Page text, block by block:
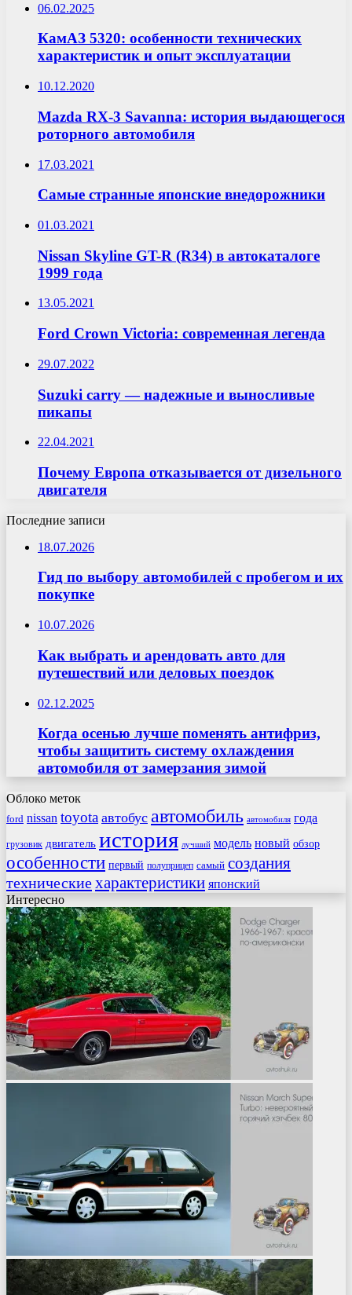
06.02.2025
КамАЗ 5320: особенности технических
характеристик и опыт эксплуатации
10.12.2020
Mazda RX-3 Savanna: история выдающегося
роторного автомобиля
17.03.2021
Самые странные японские внедорожники
01.03.2021
Nissan Skyline GT-R (R34) в автокаталоге
1999 года
13.05.2021
Ford Crown Victoria: современная легенда
29.07.2022
Suzuki carry — надежные и выносливые
пикапы
22.04.2021
Почему Европа отказывается от дизельного
двигателя
Последние записи
18.07.2026
Гид по выбору автомобилей с пробегом и их
покупке
10.07.2026
Как выбрать и арендовать авто для
путешествий или деловых поездок
02.12.2025
Когда осенью лучше поменять антифриз,
чтобы защитить систему охлаждения
автомобиля от замерзания зимой
Облоко меток
ford nissan toyota автобус автомобиль автомобиля года
грузовик двигатель история лучший модель новый обзор
особенности первый полуприцеп самый создания
техническиехарактеристики японский
Интересно